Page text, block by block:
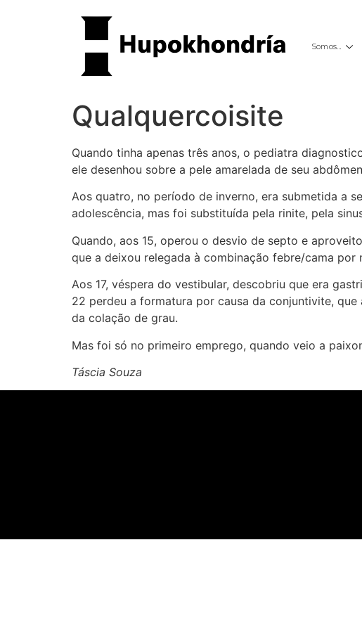
Somos…
Qualquercoisite
Quando tinha apenas três anos, o pediatra
ele desenhou sobre a pele amarelada de seu
Aos quatro, no período de inverno, era submetida a
adolescência, mas foi substituída pela rinite, pela
Quando, aos 15, operou o desvio de septo e
que a deixou relegada à combinação febre/cama por
Aos 17, véspera do vestibular, descobriu que era
22 perdeu a formatura por causa da conjuntivite,
da colação de grau.
Mas foi só no primeiro emprego, quando veio a
Táscia Souza